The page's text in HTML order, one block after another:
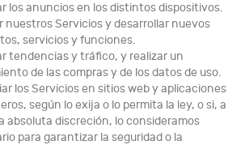
los anuncios en los distintos dispositivos.
nuestros Servicios y desarrollar nuevos
servicios y funciones.
tendencias y tráfico, y realizar un
de las compras y de los datos de uso.
los Servicios en sitios web y aplicaciones
según lo exija o lo permita la ley, o si, a
absoluta discreción, lo consideramos
para garantizar la seguridad o la